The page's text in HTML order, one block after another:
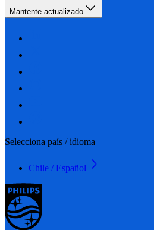
Mantente actualizado
Selecciona país / idioma
Chile / Español